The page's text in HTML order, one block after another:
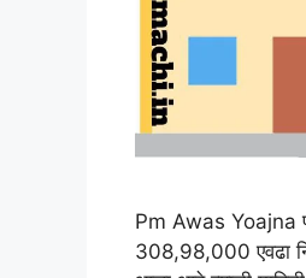
Pm Awas Yoajna
308,98,000 एवढा